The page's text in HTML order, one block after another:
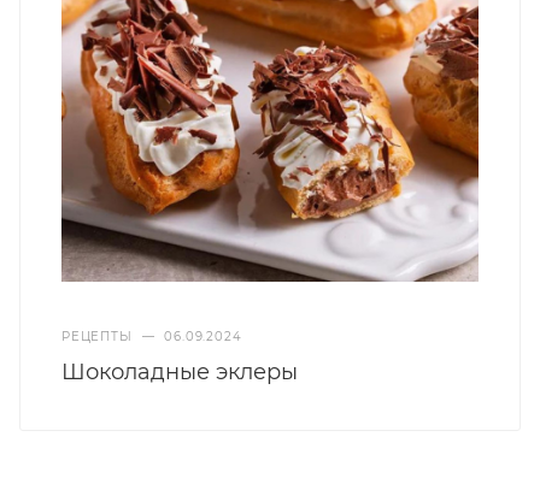
РЕЦЕПТЫ — 06.09.2024
Шоколадные эклеры